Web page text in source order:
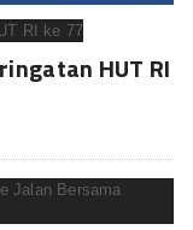
HUT RI